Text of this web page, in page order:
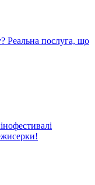
Реальна послуга, що